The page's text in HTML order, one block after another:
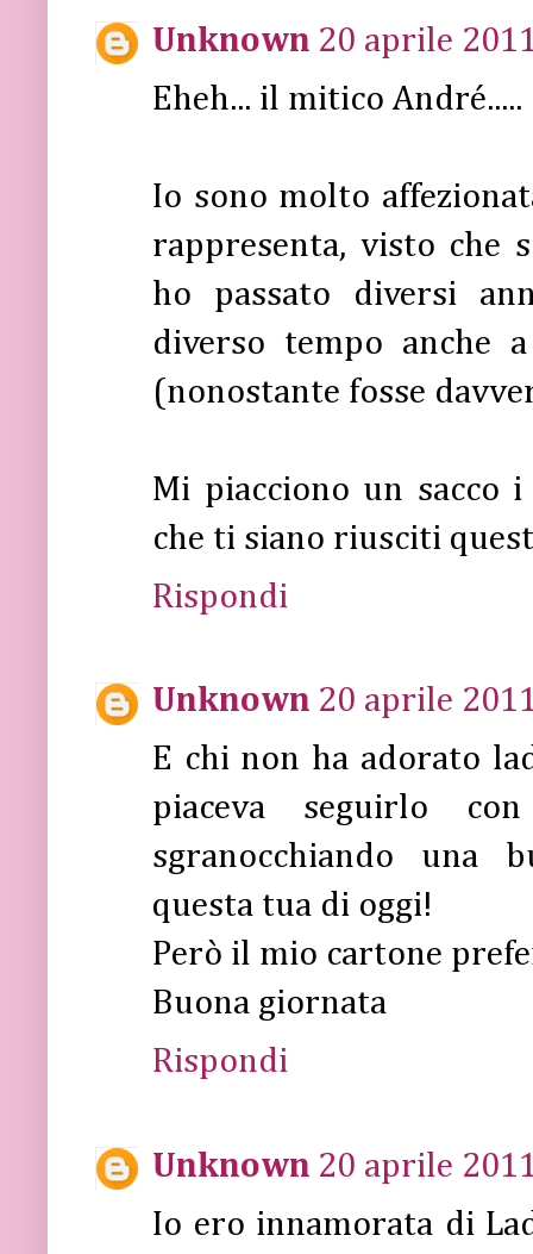
Unknown 20 aprile
Eheh... il mitico André.....
Io sono molto
rappresenta, visto che
ho passato diversi
diverso tempo anche
(nonostante fosse
Mi piacciono un sacco
che ti siano riusciti
Rispondi
Unknown 20 aprile
E chi non ha adorato
piaceva seguirlo
sgranocchiando una
questa tua di oggi!
Però il mio cartone
Buona giornata
Rispondi
Unknown 20 aprile
Io ero innamorata di